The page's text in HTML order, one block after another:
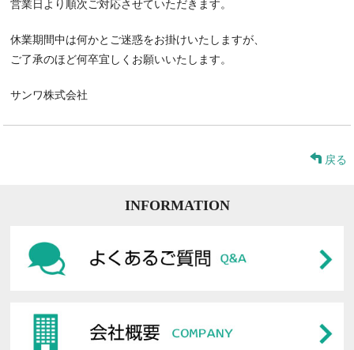
営業日より順次ご対応させていただきます。
休業期間中は何かとご迷惑をお掛けいたしますが、
ご了承のほど何卒宜しくお願いいたします。
サンワ株式会社
戻る
INFORMATION